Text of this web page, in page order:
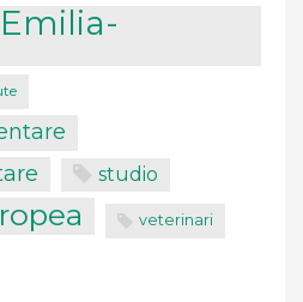
studio
veterinari